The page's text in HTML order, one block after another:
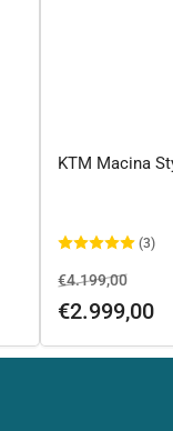
KTM Macina
(3)
Normaler
Preis
€4.199,00
€2.999,00